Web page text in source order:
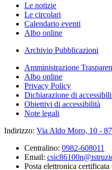
Le notizie
Le circolari
Calendario eventi
Albo online
Archivio Pubblicazioni
Amministrazione
Albo online
Privacy Policy
Dichiarazione di
Obiettivi di accessibilità
Note legali
Indirizzo: Via Aldo Moro, 10 -
Centralino: 0982-608011
Email:
Posta elettronica certificata